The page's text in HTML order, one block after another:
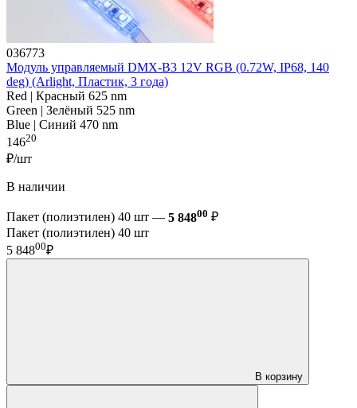
036773
Модуль управляемый DMX-B3 12V RGB (0.72W, IP68, 140
deg) (Arlight, Пластик, 3 года)
Red | Красный 625 nm
Green | Зелёный 525 nm
Blue | Синий 470 nm
14620
₽/шт
В наличии
Пакет (полиэтилен) 40 шт — 5 84800 ₽
Пакет (полиэтилен) 40 шт
5 84800₽
В корзину